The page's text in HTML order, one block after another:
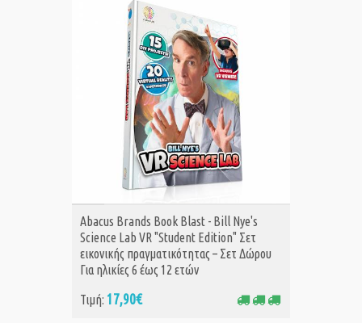
ΑΓΟΡΑ
Abacus Brands Book Blast - Bill Nye's
Science Lab VR "Student Edition" Σετ
εικονικής πραγματικότητας – Σετ Δώρου
Για ηλικίες 6 έως 12 ετών
Τιμή: 17,90€